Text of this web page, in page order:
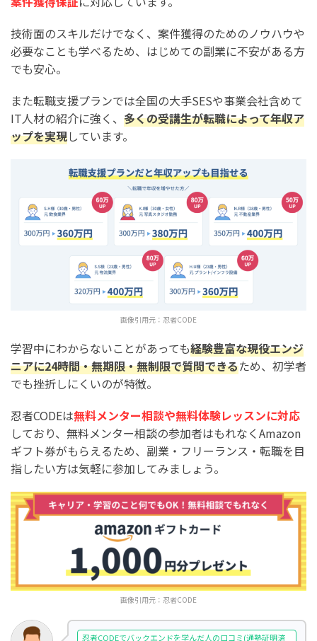
技術面のスキルだけでなく、案件獲得のためのノウハウや
必要なことも学べるため、はじめての副業に不安がある方
でも安心。
また転職支援プランでは全国の大手SESや事業会社含めて
IT人材の紹介に強く、 多くの受講生が転職によって年収ア
ップを実現しています。
画像引用元： 忍者CODE
学習中にわからないことがあっても経験豊富な現役エンジ
ニアに24時間・無期限・無制限で質問できるため、初学者
でも挫折しにくいのが特徴。
忍者CODEは無料メンター相談や無料体験レッスンに対応
しており、無料メンター相談の参加者はもれなくAmazon
ギフト券がもらえるため、副業・フリーランス・転職を目
指したい方は気軽に参加してみましょう。
画像引用元： 忍者CODE
忍者CODEでバックエンドを学んだ人の口コミ(通塾証明済